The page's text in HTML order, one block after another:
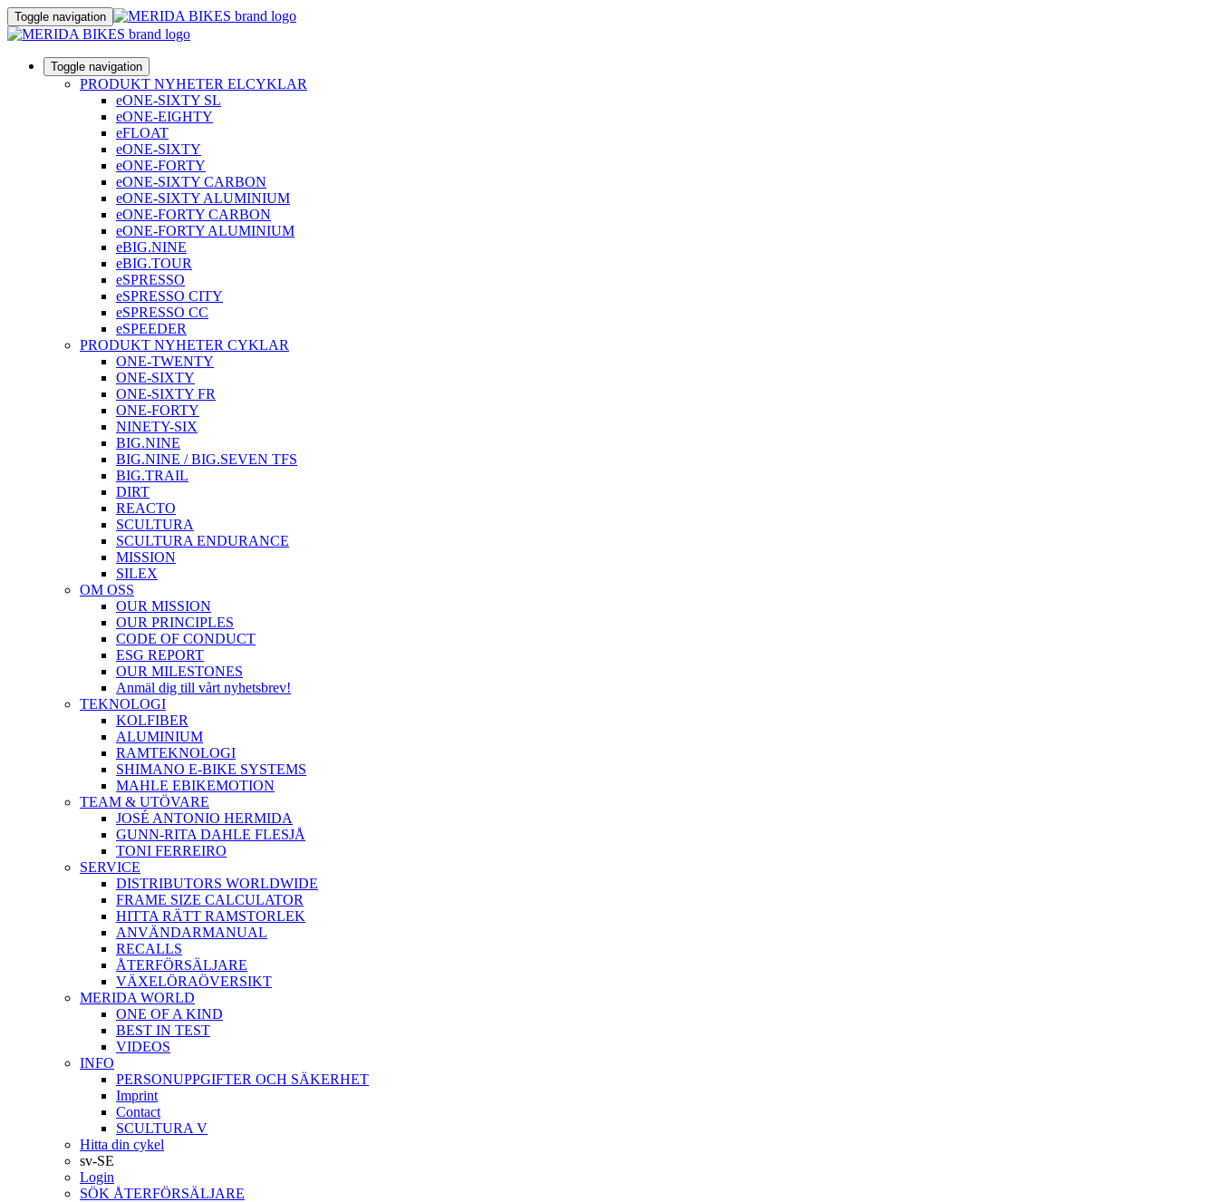
Toggle navigation
Toggle navigation
PRODUKT NYHETER ELCYKLAR
eONE-SIXTY SL
eONE-EIGHTY
eFLOAT
eONE-SIXTY
eONE-FORTY
eONE-SIXTY CARBON
eONE-SIXTY ALUMINIUM
eONE-FORTY CARBON
eONE-FORTY ALUMINIUM
eBIG.NINE
eBIG.TOUR
eSPRESSO
eSPRESSO CITY
eSPRESSO CC
eSPEEDER
PRODUKT NYHETER CYKLAR
ONE-TWENTY
ONE-SIXTY
ONE-SIXTY FR
ONE-FORTY
NINETY-SIX
BIG.NINE
BIG.NINE / BIG.SEVEN TFS
BIG.TRAIL
DIRT
REACTO
SCULTURA
SCULTURA ENDURANCE
MISSION
SILEX
OM OSS
OUR MISSION
OUR PRINCIPLES
CODE OF CONDUCT
ESG REPORT
OUR MILESTONES
Anmäl dig till vårt nyhetsbrev!
TEKNOLOGI
KOLFIBER
ALUMINIUM
RAMTEKNOLOGI
SHIMANO E-BIKE SYSTEMS
MAHLE EBIKEMOTION
TEAM & UTÖVARE
JOSÉ ANTONIO HERMIDA
GUNN-RITA DAHLE FLESJÅ
TONI FERREIRO
SERVICE
DISTRIBUTORS WORLDWIDE
FRAME SIZE CALCULATOR
HITTA RÄTT RAMSTORLEK
ANVÄNDARMANUAL
RECALLS
ÅTERFÖRSÄLJARE
VÄXELÖRAÖVERSIKT
MERIDA WORLD
ONE OF A KIND
BEST IN TEST
VIDEOS
INFO
PERSONUPPGIFTER OCH SÄKERHET
Imprint
Contact
SCULTURA V
Hitta din cykel
sv-SE
Login
SÖK ÅTERFÖRSÄLJARE